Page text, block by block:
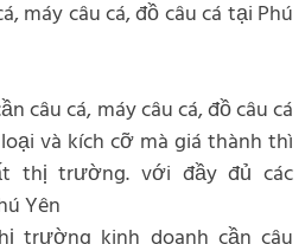
máy câu cá, đồ câu cá tại Phú
câu cá, máy câu cá, đồ câu cá
và kích cỡ mà giá thành thì
thị trường. với đầy đủ các
Yên